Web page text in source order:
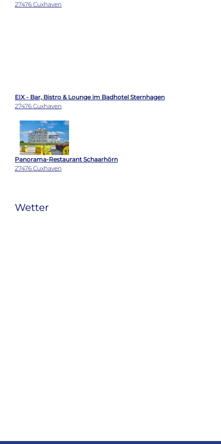
27476 Cuxhaven
Panorama-Restaurant Schaarhörn
27476 Cuxhaven
Wetter